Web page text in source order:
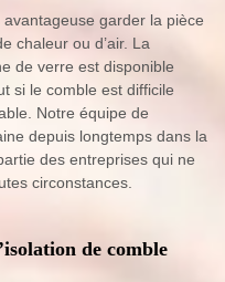
avantageuse garder la pièce
chaleur ou d’air. La
de verre est disponible
si le comble est difficile
Notre équipe de
depuis longtemps dans la
des entreprises qui ne
circonstances.
de comble